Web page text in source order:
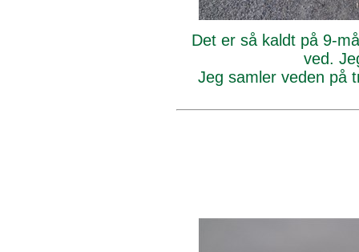
Det er så kaldt på 9-
ved.
Jeg samler veden på